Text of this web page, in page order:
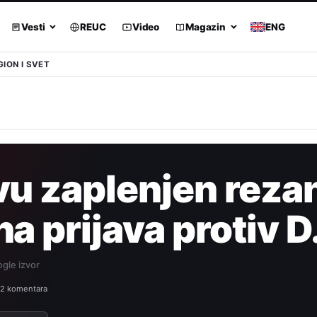
Vesti REUC Video Magazin ENG
I SVET
zaplenjen
prijava protiv
izvor
2 komentara